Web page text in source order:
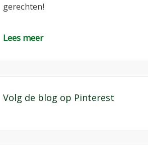
gerechten!
Lees meer
Volg de blog op Pinterest